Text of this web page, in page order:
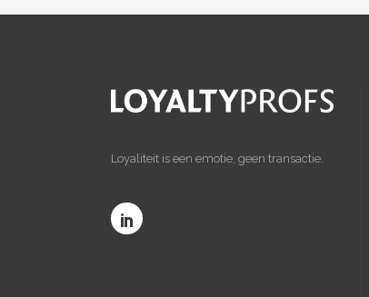
Loyaliteit is een emotie, geen transactie.